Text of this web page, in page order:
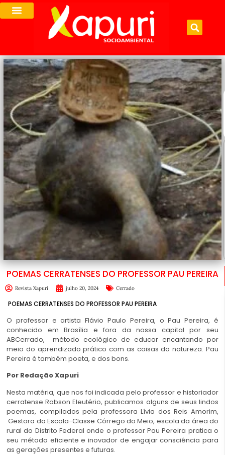
POEMAS CERRATENSES DO PROFESSOR PAU PEREIRA
Revista Xapuri julho 20, 2024 Cerrado
POEMAS CERRATENSES DO PROFESSOR PAU PEREIRA
O professor e artista Flávio Paulo Pereira, o Pau Pereira, é
conhecido em Brasília e fora da nossa capital por seu
ABCerrado, método ecológico de educar encantando por
meio do aprendizado prático com as coisas da natureza. Pau
Pereira é também poeta, e dos bons.
Por Redação Xapuri
Nesta matéria, que nos foi indicada pelo professor e historiador
cerratense Robson Eleutério, publicamos alguns de seus lindos
poemas, compilados pela professora Lívia dos Reis Amorim,
Gestora da Escola-Classe Córrego do Meio, escola da área do
rural do Distrito Federal onde o professor Pau Pereira pratica o
seu método eficiente e inovador de engajar consciência para
as gerações presentes e futuras.